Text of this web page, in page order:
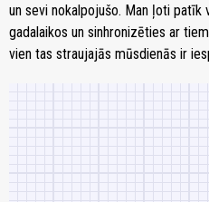
un sevi nokalpojušo. Man ļoti
gadalaikos un sinhronizēties ar
vien tas straujajās mūsdienās ir